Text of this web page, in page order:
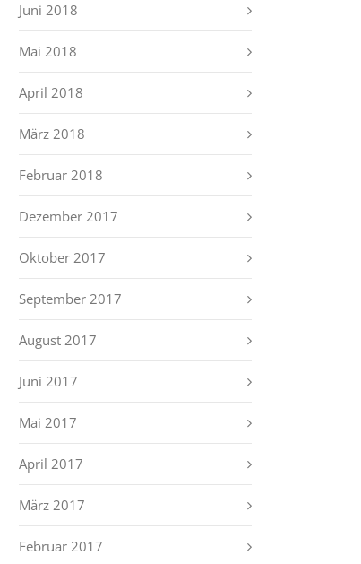
Juni 2018
Mai 2018
April 2018
März 2018
Februar 2018
Dezember 2017
Oktober 2017
September 2017
August 2017
Juni 2017
Mai 2017
April 2017
März 2017
Februar 2017